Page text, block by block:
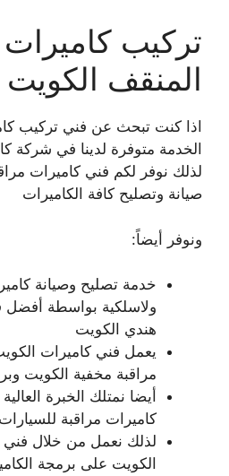
تركيب كاميرات
المنقف الكويت
اذا كنت تبحث عن فني تركيب
الخدمة متوفرة لدينا في شركة
لذلك نوفر لكم فني كاميرات
صيانة وتصليح كافة الكاميرات
ونوفر أيضاً:
خدمة تصليح وصيانة
ولاسلكية بواسطة أفضل
هندي الكويت
يعمل فني كاميرات
مراقبة مخفية الكويت
أيضا نمتلك الخبرة
كاميرات مراقبة
لذلك نعمل من خلال فني
الكويت على برمجة